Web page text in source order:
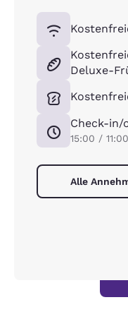
Deluxe-
Check-in/
15:00 / 11:00
Alle